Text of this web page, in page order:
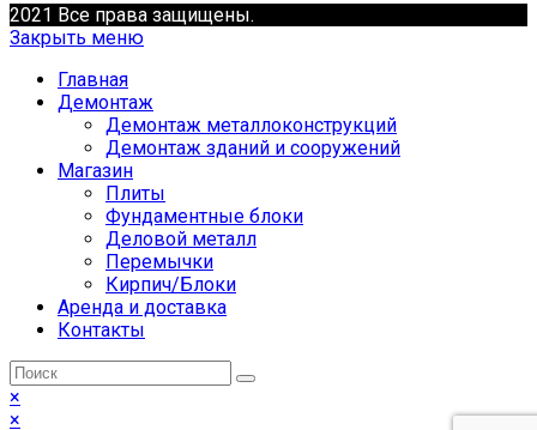
2021 Все права защищены.
Закрыть меню
Главная
Демонтаж
Демонтаж металлоконструкций
Демонтаж зданий и сооружений
Магазин
Плиты
Фундаментные блоки
Деловой металл
Перемычки
Кирпич/Блоки
Аренда и доставка
Контакты
×
×